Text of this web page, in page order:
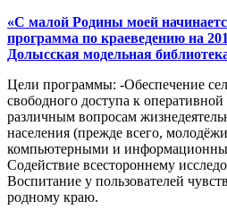
«С малой Родины моей
программа по краеведению на
Долысская модельная
Цели программы: -Обеспечение
свободного доступа к
различным вопросам
населения (прежде всего,
компьютерными и
Содействие всестороннему
Воспитание у пользователей
родному краю.